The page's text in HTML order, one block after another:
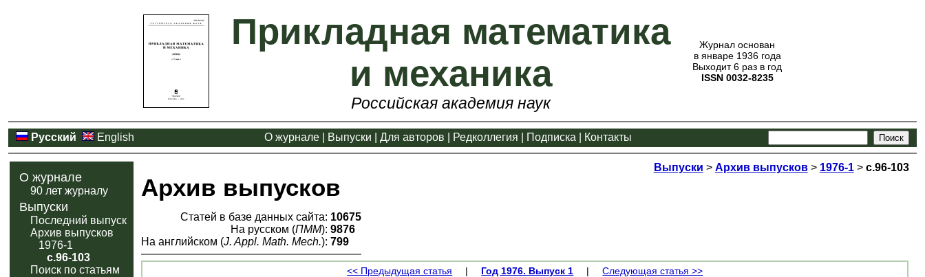
Прикладная математика
и механика
Российская академия наук
Журнал основан
в январе 1936 года
Выходит 6 раз в год
ISSN 0032-8235
Русский English О журнале Выпуски Для авторов Редколлегия Подписка Контакты
О журнале
90 лет журналу
Выпуски
Последний выпуск
Архив выпусков
1976-1
с.96-103
Поиск по статьям
Выпуски > Архив выпусков> 1976-1> с.96-103
Архив выпусков
Статей в базе данных сайта: 10675
На русском (ПММ): 9876
На английском (J. Appl. Math. Mech.): 799
<< Предыдущая статья | Год 1976. Выпуск 1 | Следующая статья >>